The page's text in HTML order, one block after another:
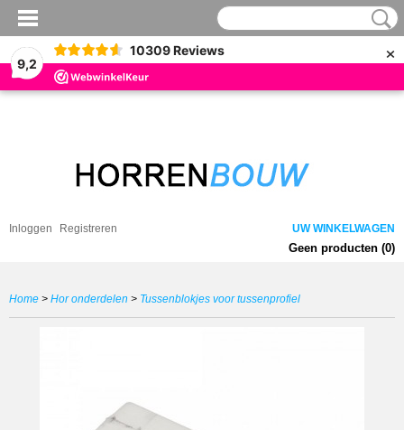
9,2
10309 Reviews ×
Inloggen Registreren UW WINKELWAGEN
Geen producten (0)
Home > Hor onderdelen > Tussenblokjes voor tussenprofiel